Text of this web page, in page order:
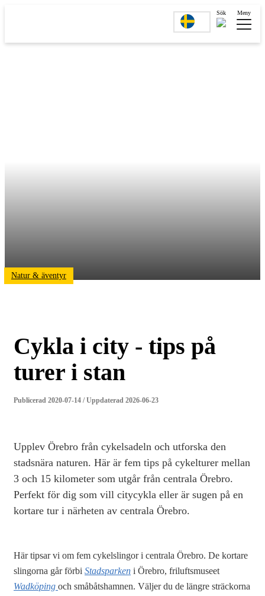
Sök Meny
Natur & äventyr
Cykla i city - tips på
turer i stan
Publicerad 2020-07-14 / Uppdaterad 2026-06-23
Upplev Örebro från cykelsadeln och utforska den
stadsnära naturen. Här är fem tips på cykelturer mellan
3 och 15 kilometer som utgår från centrala Örebro.
Perfekt för dig som vill citycykla eller är sugen på en
kortare tur i närheten av centrala Örebro.
Här tipsar vi om fem cykelslingor i centrala Örebro. De kortare
slingorna går förbi Stadsparken i Örebro, friluftsmuseet
Wadköping och småbåtshamnen. Väljer du de längre sträckorna